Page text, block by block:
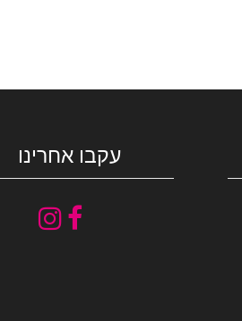
עקבו אחרינו